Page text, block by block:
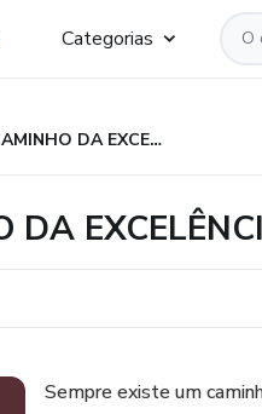
Categorias
O CAMINHO DA EXCELÊNCIA PELA PSICOEDUCAÇÃO
DA
Sempre existe um